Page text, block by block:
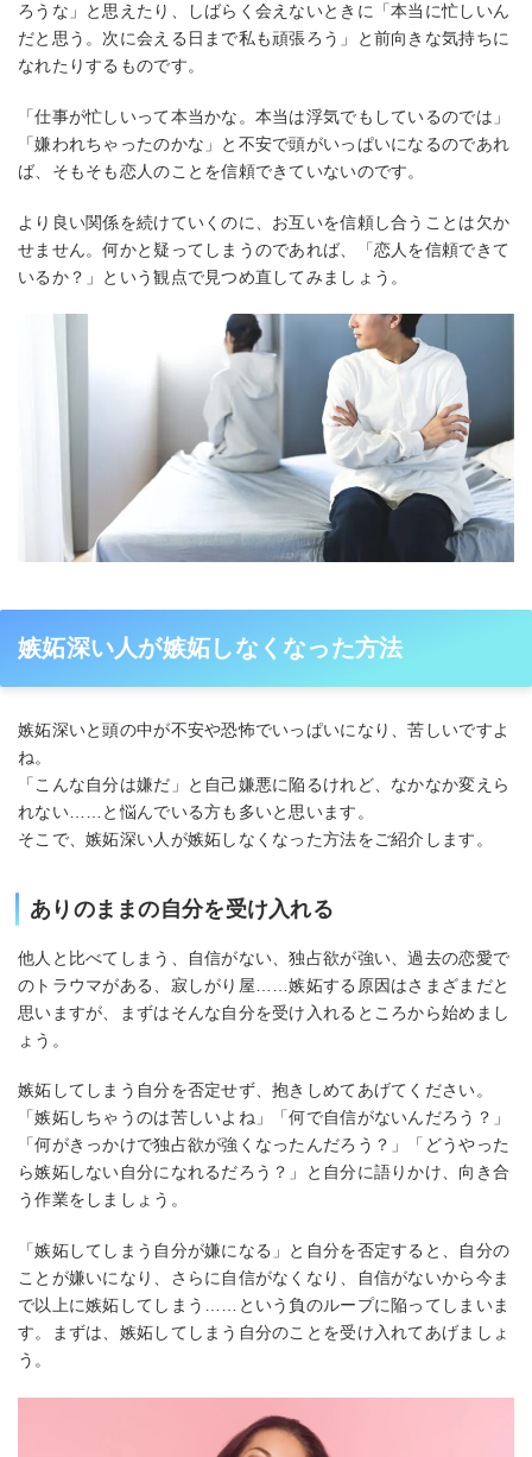
ろうな」と思えたり、しばらく会えないときに「本当に忙しいん
だと思う。次に会える日まで私も頑張ろう」と前向きな気持ちに
なれたりするものです。
「仕事が忙しいって本当かな。本当は浮気でもしているのでは」
「嫌われちゃったのかな」と不安で頭がいっぱいになるのであれ
ば、そもそも恋人のことを信頼できていないのです。
より良い関係を続けていくのに、お互いを信頼し合うことは欠か
せません。何かと疑ってしまうのであれば、「恋人を信頼できて
いるか？」という観点で見つめ直してみましょう。
嫉妬深い人が嫉妬しなくなった方法
嫉妬深いと頭の中が不安や恐怖でいっぱいになり、苦しいですよ
ね。
「こんな自分は嫌だ」と自己嫌悪に陥るけれど、なかなか変えら
れない……と悩んでいる方も多いと思います。
そこで、嫉妬深い人が嫉妬しなくなった方法をご紹介します。
ありのままの自分を受け入れる
他人と比べてしまう、自信がない、独占欲が強い、過去の恋愛で
のトラウマがある、寂しがり屋……嫉妬する原因はさまざまだと
思いますが、まずはそんな自分を受け入れるところから始めまし
ょう。
嫉妬してしまう自分を否定せず、抱きしめてあげてください。
「嫉妬しちゃうのは苦しいよね」「何で自信がないんだろう？」
「何がきっかけで独占欲が強くなったんだろう？」「どうやった
ら嫉妬しない自分になれるだろう？」と自分に語りかけ、向き合
う作業をしましょう。
「嫉妬してしまう自分が嫌になる」と自分を否定すると、自分の
ことが嫌いになり、さらに自信がなくなり、自信がないから今ま
で以上に嫉妬してしまう……という負のループに陥ってしまいま
す。まずは、嫉妬してしまう自分のことを受け入れてあげましょ
う。